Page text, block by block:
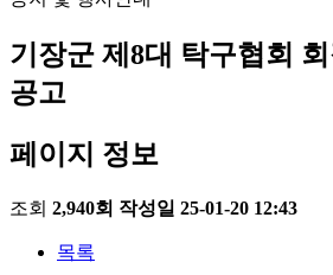
기장군 제8대 탁구협회
공고
페이지 정보
조회 2,940회 작성일 25-01-20 12:43
목록